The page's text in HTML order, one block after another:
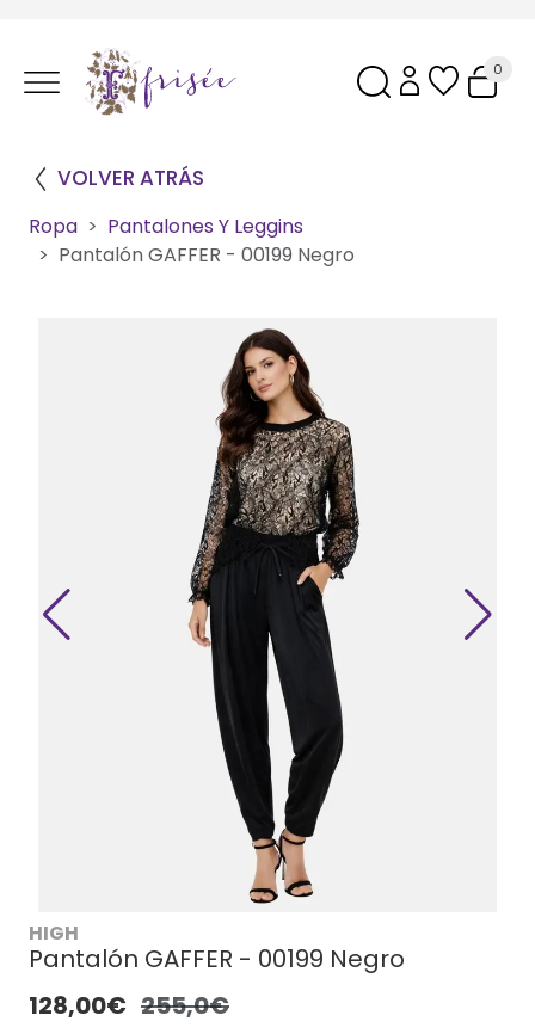
0
VOLVER ATRÁS
Ropa
Pantalones Y Leggins
Pantalón GAFFER - 00199 Negro
HIGH
Pantalón GAFFER - 00199 Negro
128,00€ 255,0€